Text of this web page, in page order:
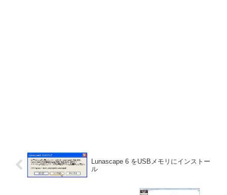
Lunascape 6 をUSBメモリにインストー
ル